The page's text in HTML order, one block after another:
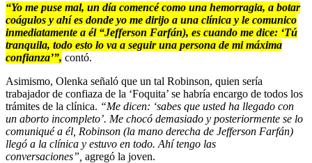
“Yo me puse mal, un día comencé como una hemorragia, a botar
coágulos y ahí es donde yo me dirijo a una clínica y le comunico
inmediatamente a él “Jefferson Farfán), es cuando me dice: ‘Tú
tranquila, todo esto lo va a seguir una persona de mi máxima
confianza’”, contó.
Asimismo, Olenka señaló que un tal Robinson, quien sería
trabajador de confiaza de la ‘Foquita’ se habría encargo de todos los
trámites de la clínica. “Me dicen: ‘sabes que usted ha llegado con
un aborto incompleto’. Me chocó demasiado y posteriormente se lo
comuniqué a él, Robinson (la mano derecha de Jefferson Farfán)
llegó a la clínica y estuvo en todo. Ahí tengo las
conversaciones”, agregó la joven.